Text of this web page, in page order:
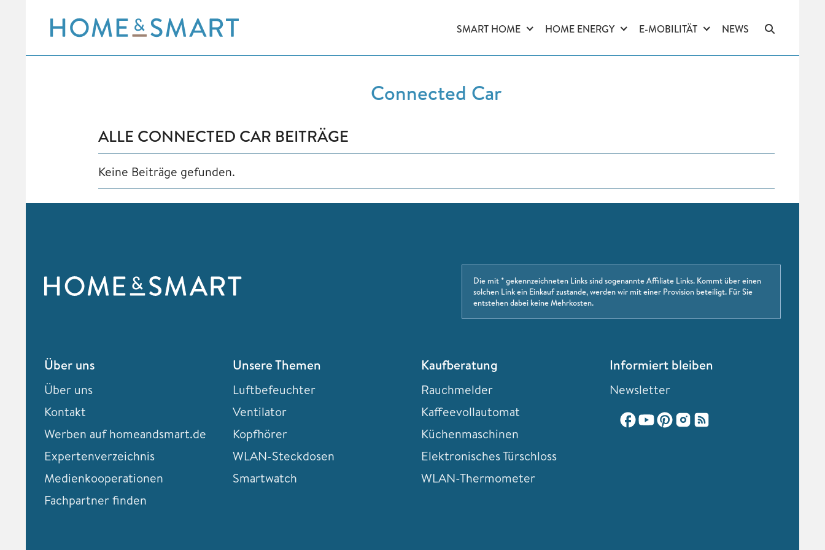
content
SMART HOME HOME ENERGY E-MOBILITÄT NEWS
Connected Car
ALLE CONNECTED CAR BEITRÄGE
Keine Beiträge gefunden.
Die mit * gekennzeichneten Links sind sogenannte Affiliate Links. Kommt über einen
solchen Link ein Einkauf zustande, werden wir mit einer Provision beteiligt. Für Sie
entstehen dabei keine Mehrkosten.
Über uns
Über uns
Kontakt
Werben auf homeandsmart.de
Expertenverzeichnis
Medienkooperationen
Fachpartner finden
Unsere Themen
Luftbefeuchter
Ventilator
Kopfhörer
WLAN-Steckdosen
Smartwatch
Kaufberatung
Rauchmelder
Kaffeevollautomat
Küchenmaschinen
Elektronisches Türschloss
WLAN-Thermometer
Informiert bleiben
Newsletter